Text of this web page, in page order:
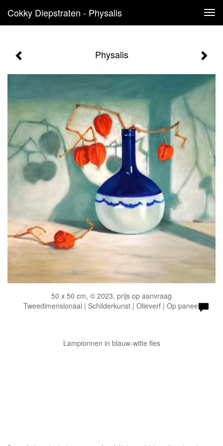
Cokky Diepstraten - Physalis
Physalis
50 x 50 cm, © 2023, prijs op aanvraag
Tweedimensionaal | Schilderkunst | Olieverf | Op paneel
Lampionnen in blauw-witte fles